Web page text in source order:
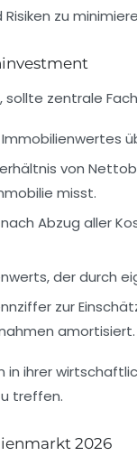
zu
zentrale
von
misst.
Abzug aller
der durch
zur
amortisiert.
in ihrer
treffen.
2026